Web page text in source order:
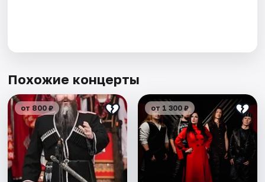
Похожие концерты
от 800 ₽ от 1 300 ₽